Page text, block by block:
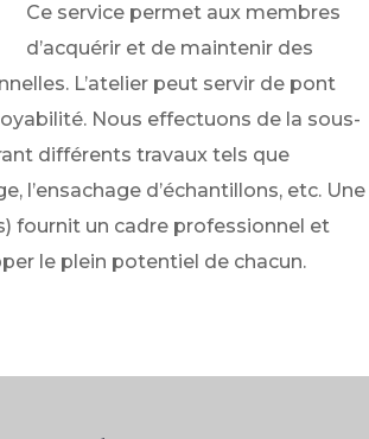
Ce service permet aux membres
d’acquérir et de maintenir des
L’atelier peut servir de pont
Nous effectuons de la sous-
différents travaux tels que
l’ensachage d’échantillons, etc. Une
fournit un cadre professionnel et
le plein potentiel de chacun.